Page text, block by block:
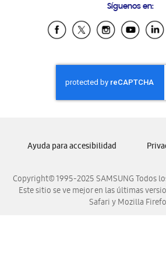
Samsung Ecuador
Samsung El
Samsung
Samsung Nicaragua
Samsung Panamá
Samsung
Síguenos en:
Copyright© 1995-2025 SAMSUNG Todos
Este sitio se ve mejor en las últimas
Safari y Mozilla
Ayuda para accesibilidad